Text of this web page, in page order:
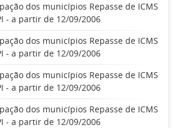
dos municípios Repasse de ICMS
- a partir de 12/09/2006
dos municípios Repasse de ICMS
- a partir de 12/09/2006
dos municípios Repasse de ICMS
- a partir de 12/09/2006
dos municípios Repasse de ICMS
- a partir de 12/09/2006